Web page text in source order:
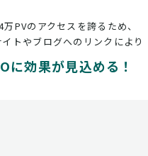
万PVのアクセスを誇るため、
トやブログへのリンクにより
に効果が見込める！